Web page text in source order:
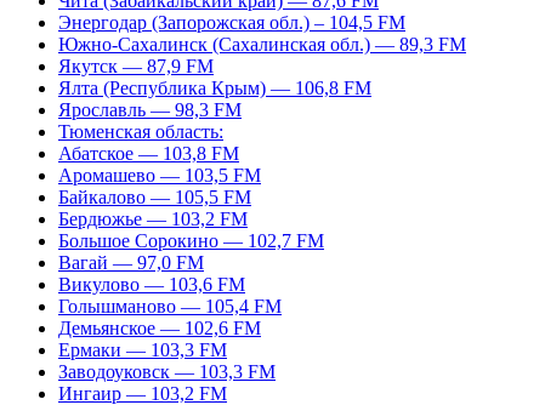
Энергодар (Запорожская обл.) – 104,5 FM
Южно-Сахалинск (Сахалинская обл.) — 89,3 FM
Якутск — 87,9 FM
Ялта (Республика Крым) — 106,8 FM
Ярославль — 98,3 FM
Тюменская область:
Абатское — 103,8 FM
Аромашево — 103,5 FM
Байкалово — 105,5 FM
Бердюжье — 103,2 FM
Большое Сорокино — 102,7 FM
Вагай — 97,0 FM
Викулово — 103,6 FM
Голышманово — 105,4 FM
Демьянское — 102,6 FM
Ермаки — 103,3 FM
Заводоуковск — 103,3 FM
Ингаир — 103,2 FM